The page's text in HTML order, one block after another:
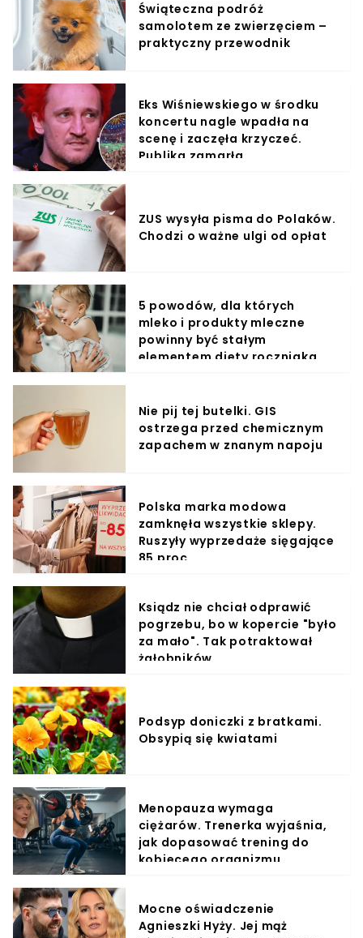
Świąteczna podróż
samolotem ze zwierzęciem –
praktyczny przewodnik
Eks Wiśniewskiego w środku
koncertu nagle wpadła na
scenę i zaczęła krzyczeć.
Publika zamarła
ZUS wysyła pisma do Polaków.
Chodzi o ważne ulgi od opłat
5 powodów, dla których
mleko i produkty mleczne
powinny być stałym
elementem diety roczniaka
Nie pij tej butelki. GIS
ostrzega przed chemicznym
zapachem w znanym napoju
Polska marka modowa
zamknęła wszystkie sklepy.
Ruszyły wyprzedaże sięgające
85 proc.
Ksiądz nie chciał odprawić
pogrzebu, bo w kopercie "było
za mało". Tak potraktował
żałobników
Podsyp doniczki z bratkami.
Obsypią się kwiatami
Menopauza wymaga
ciężarów. Trenerka wyjaśnia,
jak dopasować trening do
kobiecego organizmu
Mocne oświadczenie
Agnieszki Hyży. Jej mąż